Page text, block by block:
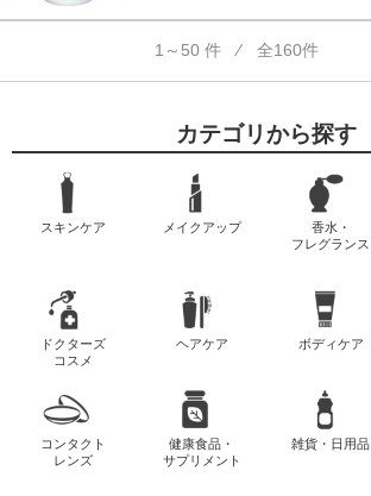
1～50 件 ⁄ 全160件
カテゴリから探す
スキンケア メイクアップ
香水・
フレグランス
ドクターズ
コスメ
ヘアケア ボディケア
コンタクト
レンズ
健康食品・
サプリメント
雑貨・日用品